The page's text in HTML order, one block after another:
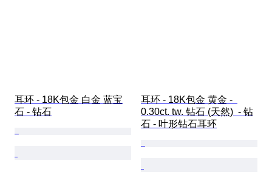
耳环 - 18K包金 白金 蓝宝
石 - 钻石
耳环 - 18K包金 黄金 -
0.30ct. tw. 钻石 (天然)  - 钻
石 - 叶形钻石耳环